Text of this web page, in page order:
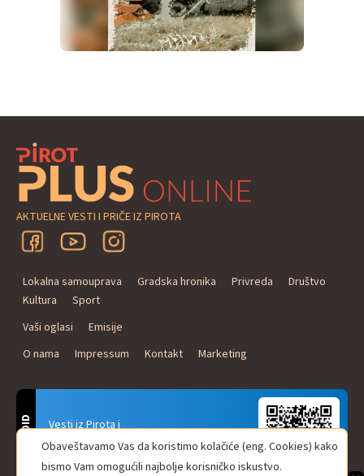
AKTUELNE VESTI I PRIČE IZ PIROTA
Lokalna samouprava Gradska hronika Privreda
Društvo
Kultura
Sport
Vaši oglasi
Emisije
O nama
Impressum Kontakt Marketing
Vesti iz Pirota i
Naxi Plus Radio
Uvek u Vašem džepu!
ANDROID Obaveštavamo Vas da koristimo kolačiće (eng. Cookies) kako
bismo Vam omogućili najbolje korisničko iskustvo.